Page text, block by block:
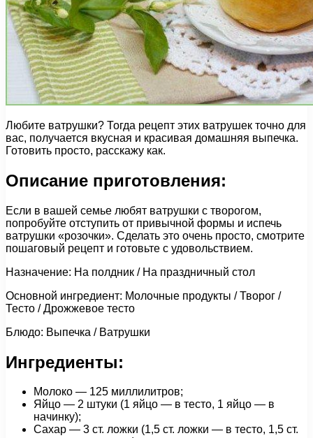
Любите ватрушки? Тогда рецепт этих ватрушек точно для
вас, получается вкусная и красивая домашняя выпечка.
Готовить просто, расскажу как.
Описание приготовления:
Если в вашей семье любят ватрушки с творогом,
попробуйте отступить от привычной формы и испечь
ватрушки «розочки». Сделать это очень просто, смотрите
пошаговый рецепт и готовьте с удовольствием.
Назначение: На полдник / На праздничный стол
Основной ингредиент: Молочные продукты / Творог /
Тесто / Дрожжевое тесто
Блюдо: Выпечка / Ватрушки
Ингредиенты:
Молоко — 125 миллилитров;
Яйцо — 2 штуки (1 яйцо — в тесто, 1 яйцо — в
начинку);
Сахар — 3 ст. ложки (1,5 ст. ложки — в тесто, 1,5 ст.